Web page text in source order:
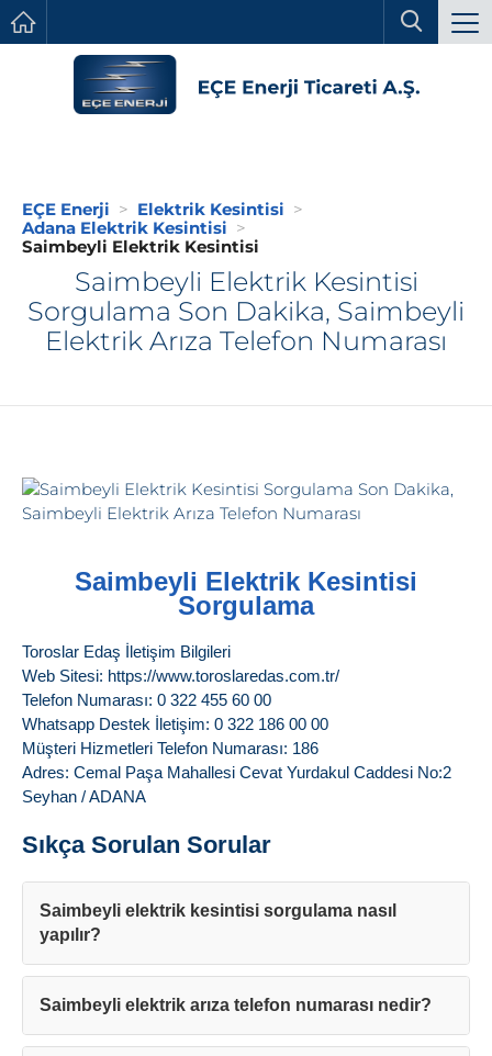
EÇE Enerji
Elektrik Kesintisi
Adana Elektrik Kesintisi
Saimbeyli Elektrik Kesintisi
Saimbeyli Elektrik Kesintisi
Sorgulama Son Dakika, Saimbeyli
Elektrik Arıza Telefon Numarası
Saimbeyli Elektrik Kesintisi
Sorgulama
Toroslar Edaş İletişim Bilgileri
Web Sitesi: https://www.toroslaredas.com.tr/
Telefon Numarası: 0 322 455 60 00
Whatsapp Destek İletişim: 0 322 186 00 00
Müşteri Hizmetleri Telefon Numarası: 186
Adres: Cemal Paşa Mahallesi Cevat Yurdakul Caddesi No:2
Seyhan / ADANA
Sıkça Sorulan Sorular
Saimbeyli elektrik kesintisi sorgulama nasıl
yapılır?
Saimbeyli elektrik arıza telefon numarası nedir?